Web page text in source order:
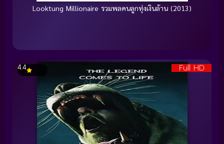
Looktung Millionaire รวมพลคนลูกทุ่งเงินล้าน (2013)
Full HD
4.4